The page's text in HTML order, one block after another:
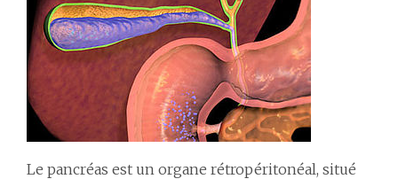
Le pancréas est un organe rétropéritonéal, situé